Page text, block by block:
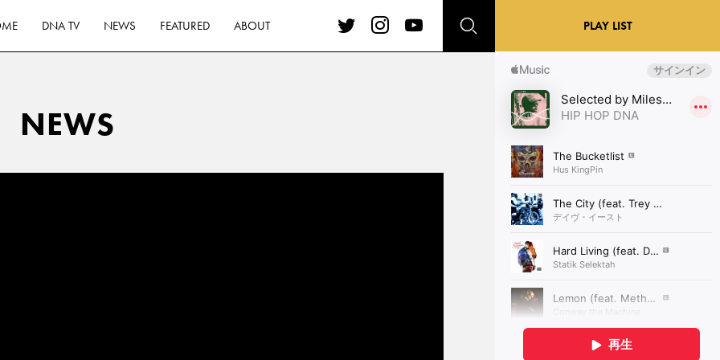
DNA TV NEWS FEATURED ABOUT
NEWS
PLAY LIST